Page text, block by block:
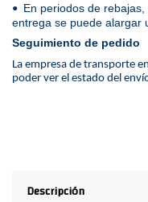
• En periodos de
entrega se puede alargar
Seguimiento de pedido
La empresa de transporte
poder ver el estado del
Descripción